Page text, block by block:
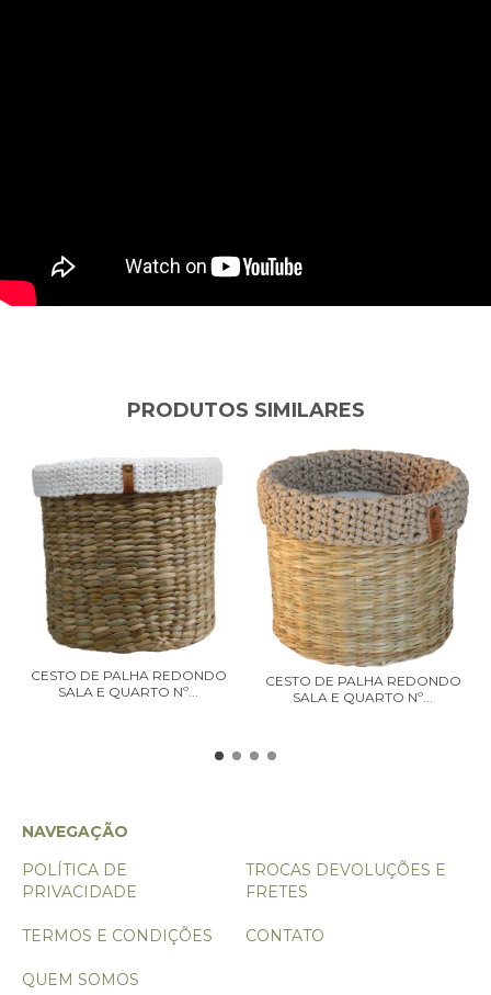
PRODUTOS SIMILARES
CESTO DE PALHA REDONDO
SALA E QUARTO Nº...
CESTO DE PALHA REDONDO
SALA E QUARTO Nº...
NAVEGAÇÃO
POLÍTICA DE
PRIVACIDADE
TROCAS DEVOLUÇÕES E
FRETES
TERMOS E CONDIÇÕES CONTATO
QUEM SOMOS